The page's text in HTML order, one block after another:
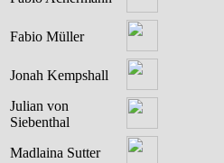
Fabio Müller
Jonah Kempshall
Julian von
Siebenthal
Madlaina Sutter